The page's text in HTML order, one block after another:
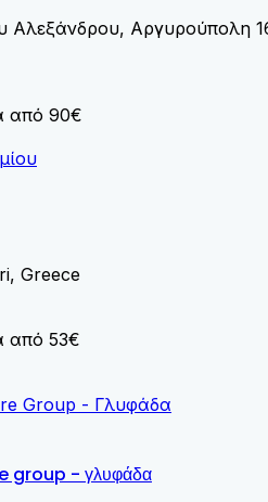
Αλεξάνδρου, Αργυρούπολη
από 90€
Greece
από 53€
group - γλυφάδα